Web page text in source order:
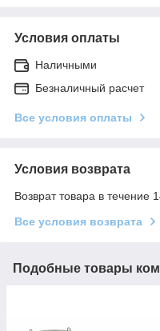
Условия оплаты
Наличными
Безналичный расчет
Все условия оплаты
Условия возврата
Возврат товара в течение
Все условия возврата
Подобные товары